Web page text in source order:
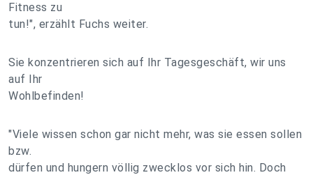
Fitness zu
tun!", erzählt Fuchs weiter.
Sie konzentrieren sich auf Ihr Tagesgeschäft, wir uns
auf Ihr
Wohlbefinden!
"Viele wissen schon gar nicht mehr, was sie essen sollen
bzw.
dürfen und hungern völlig zwecklos vor sich hin. Doch